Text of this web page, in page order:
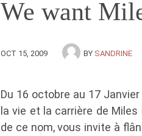
We want
OCT 15, 2009 BY SANDRINE
Du 16 octobre au 17
la vie et la carrière de Miles
de ce nom, vous invite à